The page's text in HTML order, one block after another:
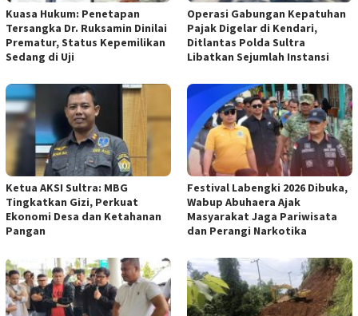
Kuasa Hukum: Penetapan
Tersangka Dr. Ruksamin Dinilai
Prematur, Status Kepemilikan
Sedang di Uji
Operasi Gabungan Kepatuhan
Pajak Digelar di Kendari,
Ditlantas Polda Sultra
Libatkan Sejumlah Instansi
Ketua AKSI Sultra: MBG
Tingkatkan Gizi, Perkuat
Ekonomi Desa dan Ketahanan
Pangan
Festival Labengki 2026 Dibuka,
Wabup Abuhaera Ajak
Masyarakat Jaga Pariwisata
dan Perangi Narkotika